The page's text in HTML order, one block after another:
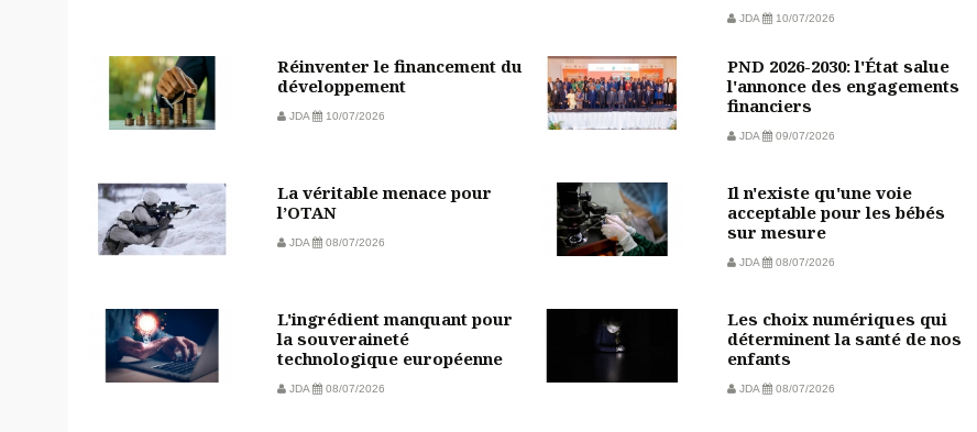
JDA 10/07/2026
Réinventer le financement du
développement
JDA 10/07/2026
PND 2026-2030: l'État salue
l'annonce des engagements
financiers
JDA 09/07/2026
La véritable menace pour
l’OTAN
JDA 08/07/2026
Il n'existe qu'une voie
acceptable pour les bébés
sur mesure
JDA 08/07/2026
L'ingrédient manquant pour
la souveraineté
technologique européenne
JDA 08/07/2026
Les choix numériques qui
déterminent la santé de nos
enfants
JDA 08/07/2026